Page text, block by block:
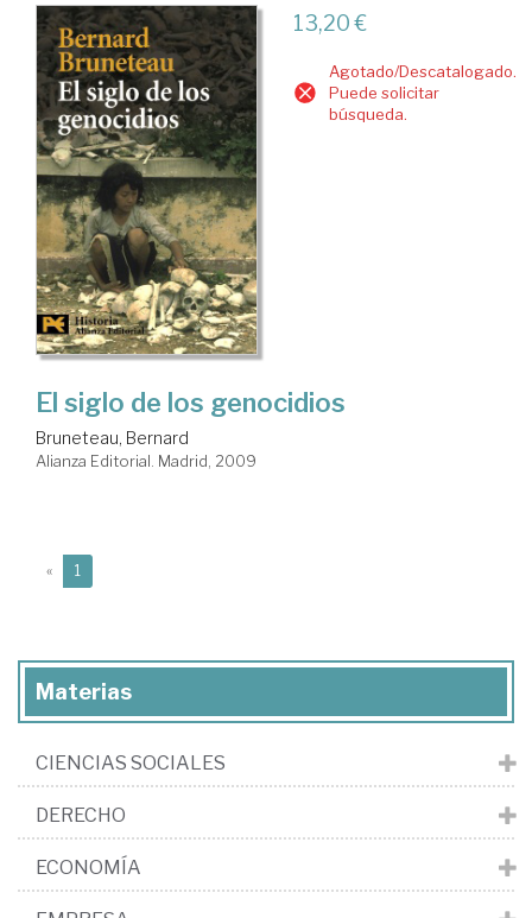
13,20 €
Agotado/Descatalogado.
Puede solicitar
búsqueda.
El siglo de los genocidios
Bruneteau, Bernard
Alianza Editorial. Madrid, 2009
« 1
Materias
CIENCIAS SOCIALES
DERECHO
ECONOMÍA